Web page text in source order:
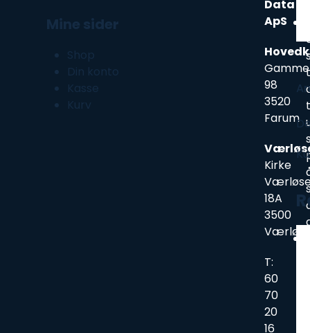
Mine sider
Shop
Din konto
Kasse
Kurv
Data
ApS
98
3520
Farum
Kirke
18A
3500
T:
60
70
20
16